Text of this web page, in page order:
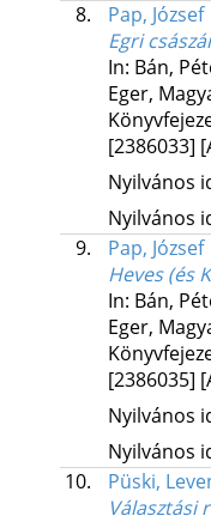
8.
Pap, József
Egri
In: Bán,
Eger,
[2386033]
Nyilvános
Nyilvános
9.
Pap, József
Heves (és
In: Bán,
Eger,
[2386035]
Nyilvános
Nyilvános
10.
Püski,
Választási